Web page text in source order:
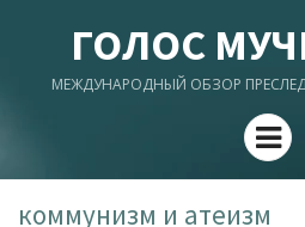
ГОЛОС
МЕЖДУНАРОДНЫЙ ОБЗОР
Menu
коммунизм и атеизм